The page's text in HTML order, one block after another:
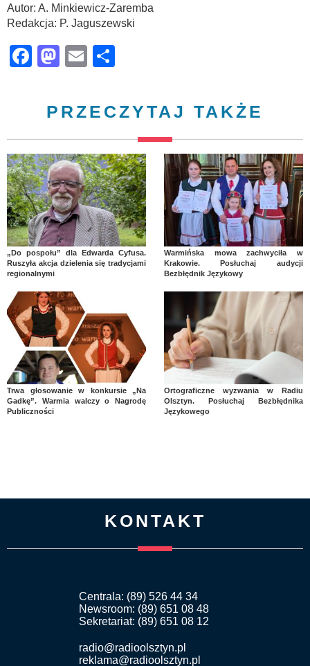
Autor: A. Minkiewicz-Zaremba
Redakcja: P. Jaguszewski
Facebook
Mastodon
Email
PRZECZYTAJ TAKŻE
„Do pospołu” dla Edwarda Cyfusa.
Ruszyła akcja dzielenia się tradycjami
regionalnymi
Warmińska mowa zachwyciła w
Krakowie. Posłuchaj audycji
Bezbłędnik Językowy
Trwa głosowanie w konkursie „Na
Gadkę”. Warmia walczy o Nagrodę
Publiczności
Ortograficzne wyzwania w Radiu
Olsztyn. Posłuchaj Bezbłędnika
Językowego
KONTAKT
Centrala: (89) 526 44 34
Newsroom: (89) 651 08 48
Sekretariat: (89) 651 08 12
radio@radioolsztyn.pl
reklama@radioolsztyn.pl